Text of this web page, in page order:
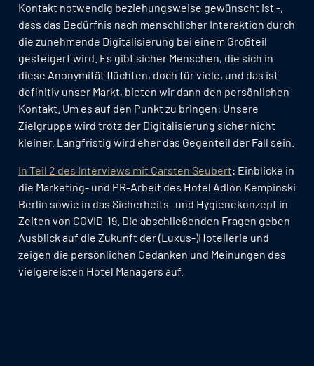
Kontakt notwendig beziehungsweise gewünscht ist -,
dass das Bedürfnis nach menschlicher Interaktion durch
die zunehmende Digitalisierung bei einem Großteil
gesteigert wird. Es gibt sicher Menschen, die sich in
diese Anonymität flüchten, doch für viele, und das ist
definitiv unser Markt, bieten wir dann den persönlichen
Kontakt. Um es auf den Punkt zu bringen: Unsere
Zielgruppe wird trotz der Digitalisierung sicher nicht
kleiner. Langfristig wird eher das Gegenteil der Fall sein.
In Teil 2 des Interviews mit Carsten Seubert: Einblicke in
die Marketing- und PR-Arbeit des Hotel Adlon Kempinski
Berlin sowie in das Sicherheits- und Hygienekonzept in
Zeiten von COVID-19. Die abschließenden Fragen geben
Ausblick auf die Zukunft der (Luxus-)Hotellerie und
zeigen die persönlichen Gedanken und Meinungen des
vielgereisten Hotel Managers auf.